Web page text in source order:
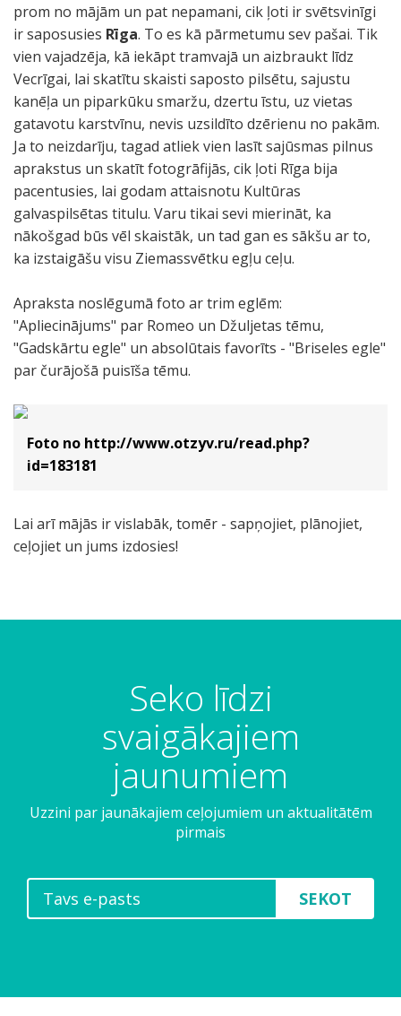
prom no mājām un pat nepamani, cik ļoti ir svētsvinīgi
ir saposusies Rīga. To es kā pārmetumu sev pašai. Tik
vien vajadzēja, kā iekāpt tramvajā un aizbraukt līdz
Vecrīgai, lai skatītu skaisti saposto pilsētu, sajustu
kanēļa un piparkūku smaržu, dzertu īstu, uz vietas
gatavotu karstvīnu, nevis uzsildīto dzērienu no pakām.
Ja to neizdarīju, tagad atliek vien lasīt sajūsmas pilnus
aprakstus un skatīt fotogrāfijās, cik ļoti Rīga bija
pacentusies, lai godam attaisnotu Kultūras
galvaspilsētas titulu. Varu tikai sevi mierināt, ka
nākošgad būs vēl skaistāk, un tad gan es sākšu ar to,
ka izstaigāšu visu Ziemassvētku egļu ceļu.
Apraksta noslēgumā foto ar trim eglēm:
"Apliecinājums" par Romeo un Džuljetas tēmu,
"Gadskārtu egle" un absolūtais favorīts - "Briseles egle"
par čurājošā puisīša tēmu.
Foto no http://www.otzyv.ru/read.php?
id=183181
Lai arī mājās ir vislabāk, tomēr - sapņojiet, plānojiet,
ceļojiet un jums izdosies!
Seko līdzi
svaigākajiem
jaunumiem
Uzzini par jaunākajiem ceļojumiem un aktualitātēm
pirmais
SEKOT